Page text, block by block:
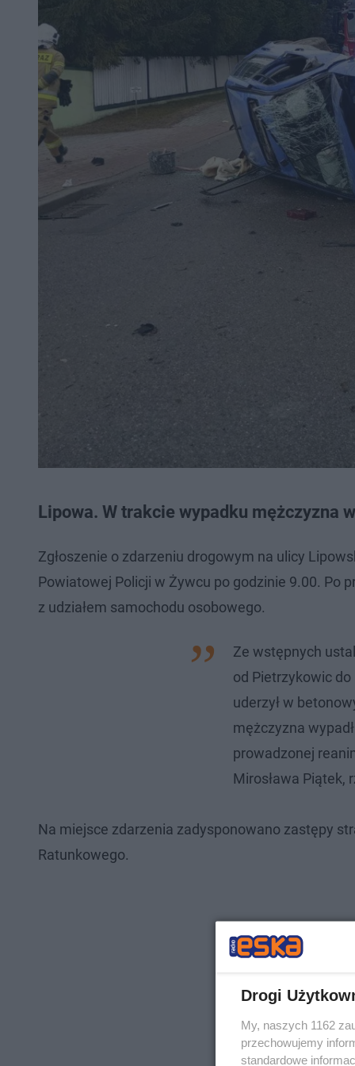
Lipowa. W trakcie wypadku mężczyzna
Zgłoszenie o zdarzeniu drogowym na ulicy
Powiatowej Policji w Żywcu po godzinie 9.00. Po
z udziałem samochodu osobowego.
Ze wstępnych
od Pietrzykowic
uderzył w
mężczyzna
prowadzonej
Mirosława Piątek,
Na miejsce zdarzenia zadysponowano zastępy
Ratunkowego.
Drogi
My, naszych 1162
przechowujemy
standardowe